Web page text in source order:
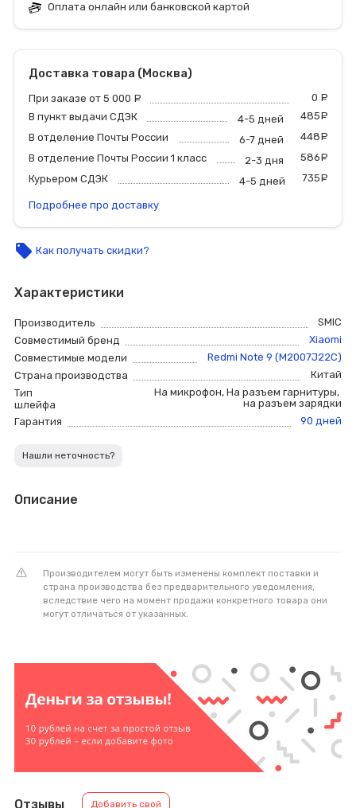
Оплата онлайн или банковской картой
Доставка товара (Москва)
При заказе от 5 000 0
В пункт выдачи СДЭК
4-5 дней 485
В отделение Почты России
6-7 дней 448
В отделение Почты России 1 класс
2-3 дня 586
Курьером СДЭК
4-5 дней 735
Подробнее про доставку
local_offer Как получать скидки?
Характеристики
Производитель
SMIC
Совместимый бренд
Xiaomi
Совместимые модели
Redmi Note 9 (M2007J22C)
Страна производства
Китай
Тип
шлейфа
На микрофон, На разъем гарнитуры,
на разъем зарядки
Гарантия
90 дней
Нашли неточность?
Описание
Производителем могут быть изменены комплект поставки и
страна производства без предварительного уведомления,
вследствие чего на момент продажи конкретного товара они
могут отличаться от указанных.
Отзывы Добавить свой